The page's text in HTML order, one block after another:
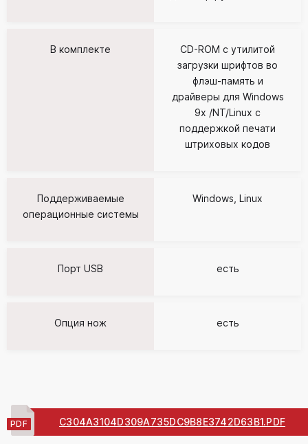
В комплекте
CD-ROM с утилитой
загрузки шрифтов во
флэш-память и
драйверы для Windows
9x /NT/Linux с
поддержкой печати
штриховых кодов
Поддерживаемые
операционные системы
Windows, Linux
Порт USB есть
Опция нож есть
C304A3104D309A735DC9B8E3742D63B1.PDF